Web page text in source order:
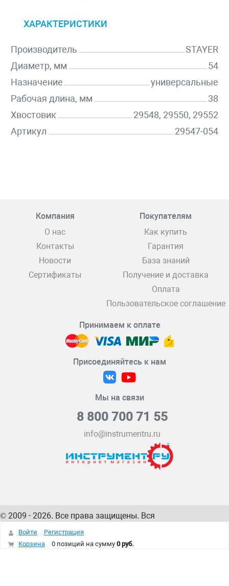
ХАРАКТЕРИСТИКИ
Производитель
STAYER
Диаметр, мм
54
Назначение
универсальные
Рабочая длина, мм
38
Хвостовик
29548, 29550, 29552
Артикул
29547-054
Компания
О нас
Контакты
Новости
Сертификаты
Покупателям
Как купить
Гарантия
База знаний
Получение и доставка
Оплата
Пользовательское соглашение
Принимаем к оплате
Присоединяйтесь к нам
Мы на связи
8 800 700 71 55
info@instrumentru.ru
© 2009 - 2026. Все права защищены. Вся
информация на сайте – собственность
интернет-магазина
Войти
Регистрация
Корзина
0 позиций на сумму 0 руб.